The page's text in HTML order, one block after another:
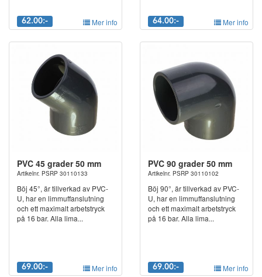
62.00:- Mer info 64.00:- Mer info
PVC 45 grader 50 mm
Artikelnr. PSRP 30110133
Böj 45°, är tillverkad av PVC-
U, har en limmuffanslutning
och ett maximalt arbetstryck
på 16 bar. Alla lima...
69.00:- Mer info
PVC 90 grader 50 mm
Artikelnr. PSRP 30110102
Böj 90°, är tillverkad av PVC-
U, har en limmuffanslutning
och ett maximalt arbetstryck
på 16 bar. Alla lima...
69.00:- Mer info